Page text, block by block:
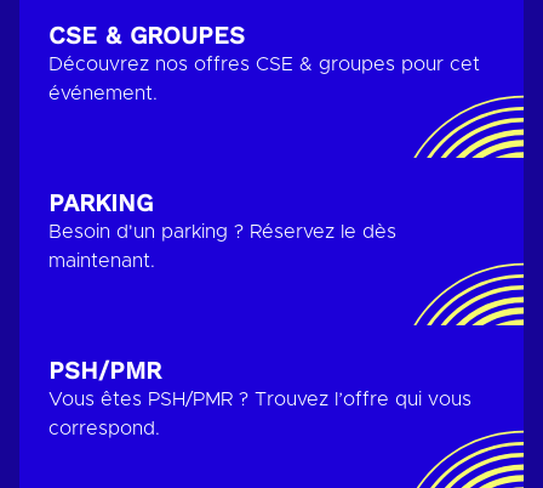
CSE & GROUPES
Découvrez nos offres CSE & groupes pour cet
événement.
PARKING
Besoin d'un parking ? Réservez le dès
maintenant.
PSH/PMR
Vous êtes PSH/PMR ? Trouvez l’offre qui vous
correspond.